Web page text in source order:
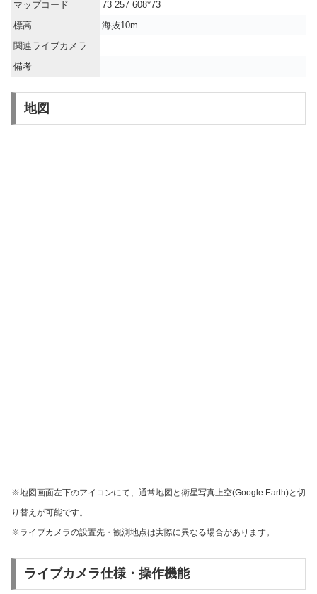
マップコード
73 257 608*73
標高
海抜10m
関連ライブカメラ
備考
–
地図
※地図画面左下のアイコンにて、通常地図と衛星写真上空(Google Earth)と切
り替えが可能です。
※ライブカメラの設置先・観測地点は実際に異なる場合があります。
ライブカメラ仕様・操作機能